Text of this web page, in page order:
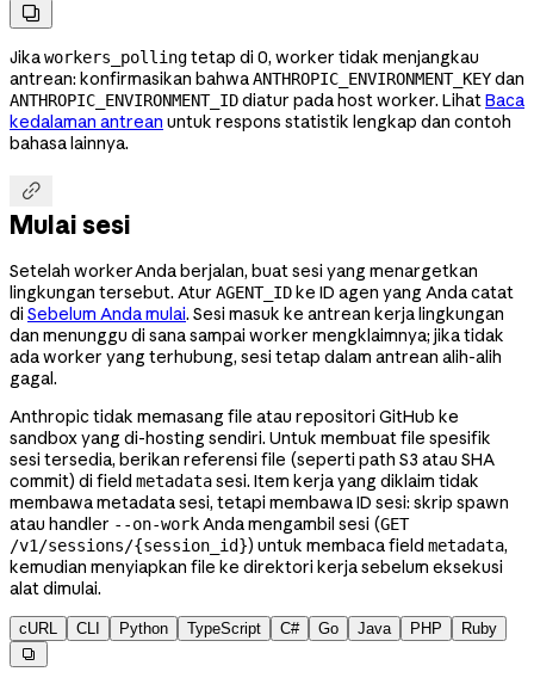

Jikaworkers_pollingtetap di 0, worker tidak menjangkau
antrean: konfirmasikan bahwaANTHROPIC_ENVIRONMENT_KEYdan
ANTHROPIC_ENVIRONMENT_IDdiatur pada host worker. LihatBaca
kedalaman antrean untuk respons statistik lengkap dan contoh
bahasa lainnya.

Mulai sesi
Setelah worker Anda berjalan, buat sesi yang menargetkan
lingkungan tersebut. Atur AGENT_IDke ID agen yang Anda catat
di Sebelum Anda mulai. Sesi masuk ke antrean kerja lingkungan
dan menunggu di sana sampai worker mengklaimnya; jika tidak
ada worker yang terhubung, sesi tetap dalam antrean alih-alih
gagal.
Anthropic tidak memasang file atau repositori GitHub ke
sandbox yang di-hosting sendiri. Untuk membuat file spesifik
sesi tersedia, berikan referensi file (seperti path S3 atau SHA
commit) di field metadatasesi. Item kerja yang diklaim tidak
membawa metadata sesi, tetapi membawa ID sesi: skrip spawn
atau handler --on-workAnda mengambil sesi (GET
/v1/sessions/{session_id}) untuk membaca field metadata,
kemudian menyiapkan file ke direktori kerja sebelum eksekusi
alat dimulai.
cURL CLI Python TypeScript C# Go Java PHP Ruby
